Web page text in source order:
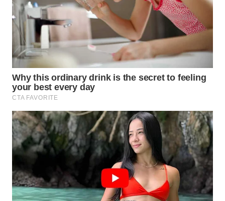
LISTRIK
WAHANA
TRAVEL
WAHANA
TV
ID
WAHANANEWS
CO ID
WAHANANEWS
NET